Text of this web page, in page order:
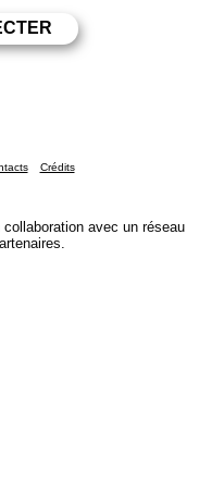
Crédits
avec un réseau